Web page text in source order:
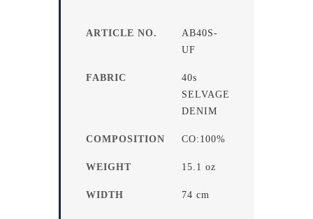
ARTICLE NO.
AB40S-
UF
FABRIC
40s
SELVAGE
DENIM
COMPOSITION CO:100%
WEIGHT 15.1 oz
WIDTH 74 cm